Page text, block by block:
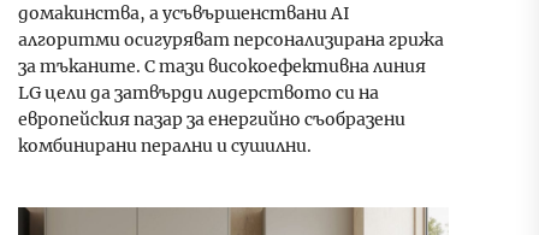
домакинства, а усъвършенствани AI
алгоритми осигуряват персонализирана грижа
за тъканите. С тази високоефективна линия
LG цели да затвърди лидерството си на
европейския пазар за енергийно съобразени
комбинирани перални и сушилни.